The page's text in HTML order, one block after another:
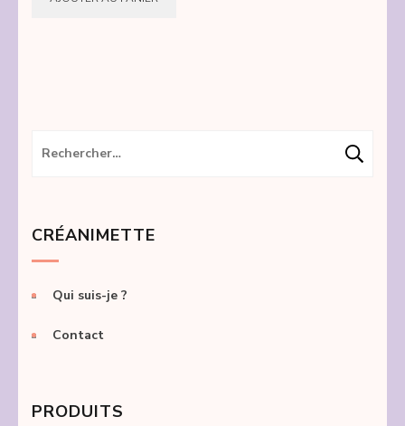
Rechercher :
CRÉANIMETTE
Qui suis-je ?
Contact
PRODUITS